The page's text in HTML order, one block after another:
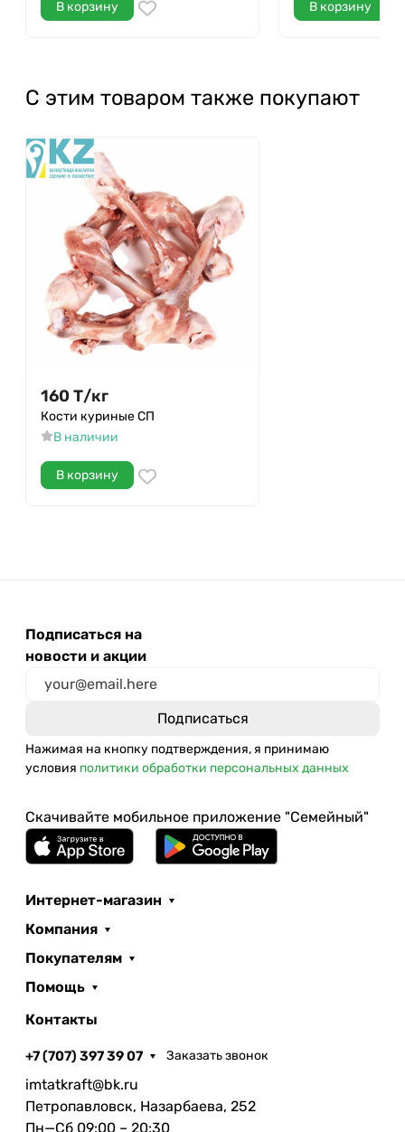
В корзину В корзину
С этим товаром также покупают
160 Т/кг
Кости куриные СП
В наличии
В корзину
Подписаться на
новости и акции
Нажимая на кнопку подтверждения, я принимаю
условия политики обработки персональных данных
Скачивайте мобильное приложение "Семейный"
Интернет-магазин
Компания
Покупателям
Помощь
Контакты
+7 (707) 397 39 07 Заказать звонок
imtatkraft@bk.ru
Петропавловск, Назарбаева, 252
Пн—Сб 09:00 – 20:30